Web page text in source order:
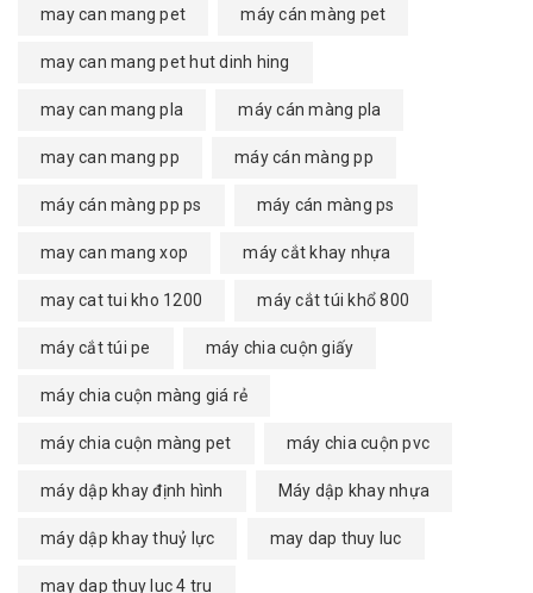
may can mang pet máy cán màng pet
may can mang pet hut dinh hing
may can mang pla máy cán màng pla
may can mang pp máy cán màng pp
máy cán màng pp ps máy cán màng ps
may can mang xop máy cắt khay nhựa
may cat tui kho 1200 máy cắt túi khổ 800
máy cắt túi pe máy chia cuộn giấy
máy chia cuộn màng giá rẻ
máy chia cuộn màng pet máy chia cuộn pvc
máy dập khay định hình Máy dập khay nhựa
máy dập khay thuỷ lực may dap thuy luc
may dap thuy luc 4 tru